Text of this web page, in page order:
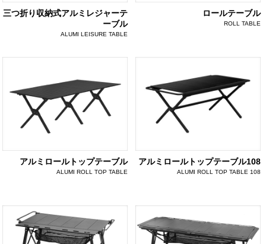
三つ折り収納式アルミレジャーテ
ーブル
ALUMI LEISURE TABLE
ロールテーブル
ROLL TABLE
アルミロールトップテーブル
ALUMI ROLL TOP TABLE
アルミロールトップテーブル108
ALUMI ROLL TOP TABLE 108